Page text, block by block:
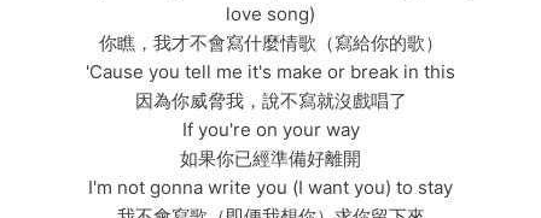
love song)
你瞧，我才不會寫什麼情歌（寫給你的歌）
'Cause you tell me it's make or break in this
因為你威脅我，說不寫就沒戲唱了
If you're on your way
如果你已經準備好離開
I'm not gonna write you (I want you) to stay